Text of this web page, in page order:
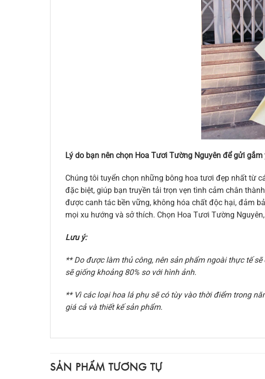
Lý do bạn nên chọn Hoa Tươi Tường Nguyên để gửi
Chúng tôi tuyển chọn những bông hoa tươi đẹp nhất từ
đặc biệt, giúp bạn truyền tải trọn vẹn tình cảm chân
được canh tác bền vững, không hóa chất độc hại, đảm
mọi xu hướng và sở thích. Chọn Hoa Tươi Tường
Lưu ý:
** Do được làm thủ công, nên sản phẩm ngoài thực tế
sẽ giống khoảng 80% so với hình ảnh.
** Vì các loại hoa lá phụ sẽ có tùy vào thời điểm trong
giá cả và thiết kế sản phẩm.
SẢN PHẨM TƯƠNG TỰ